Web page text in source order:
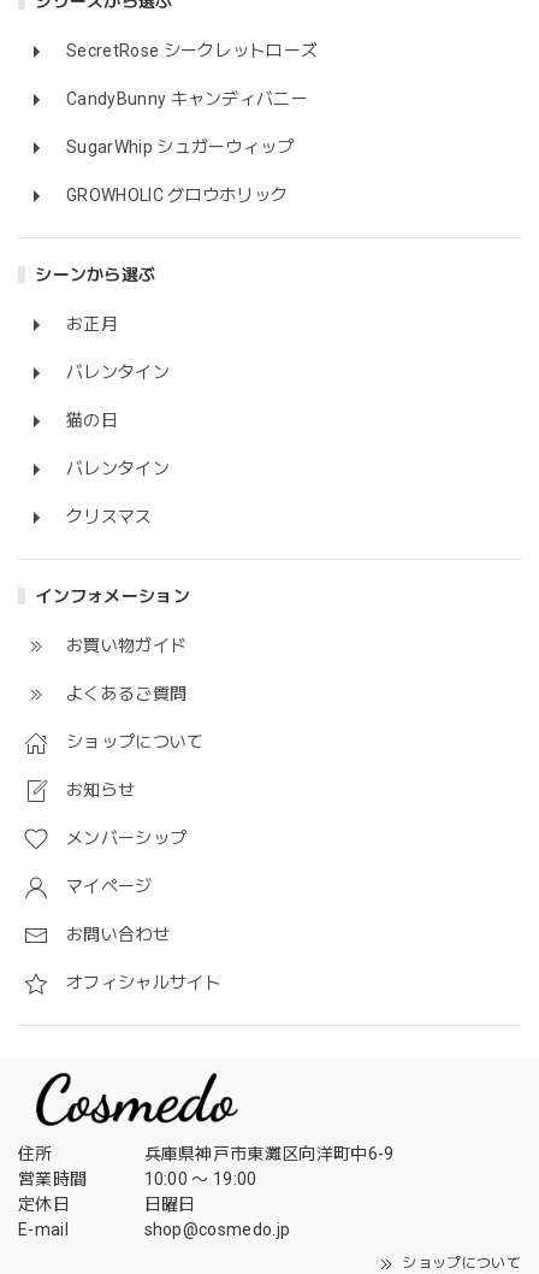
SecretRose シークレットローズ
CandyBunny キャンディバニー
SugarWhip シュガーウィップ
GROWHOLIC グロウホリック
シーンから選ぶ
お正月
バレンタイン
猫の日
バレンタイン
クリスマス
インフォメーション
お買い物ガイド
よくあるご質問
ショップについて
お知らせ
メンバーシップ
マイページ
お問い合わせ
オフィシャルサイト
住所
兵庫県神戸市東灘区向洋町中6-9
営業時間
10:00 〜 19:00
定休日
日曜日
E-mail
shop@cosmedo.jp
ショップについて